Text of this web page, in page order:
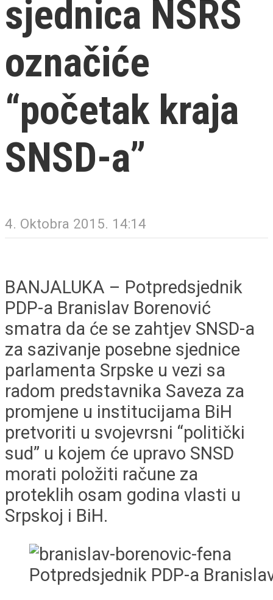
sjednica NSRS
označiće
“početak kraja
SNSD-a”
4. Oktobra 2015. 14:14
BANJALUKA – Potpredsjednik
PDP-a Branislav Borenović
smatra da će se zahtjev SNSD-a
za sazivanje posebne sjednice
parlamenta Srpske u vezi sa
radom predstavnika Saveza za
promjene u institucijama BiH
pretvoriti u svojevrsni “politički
sud” u kojem će upravo SNSD
morati položiti račune za
proteklih osam godina vlasti u
Srpskoj i BiH.
Potpredsjednik PDP-a